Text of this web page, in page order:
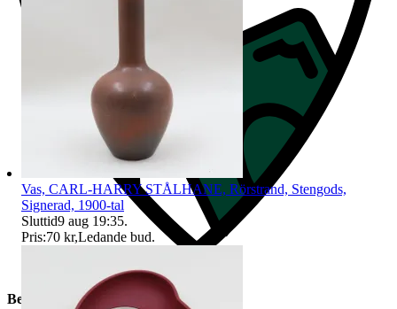
Beskrivning
Vas, CARL-HARRY STÅLHANE, Rörstrand, Stengods,
Signerad, 1900-tal
Sluttid9 aug 19:35.
Pris:70 kr,Ledande bud.